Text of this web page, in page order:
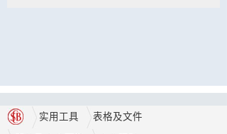
实用工具 表格及文件